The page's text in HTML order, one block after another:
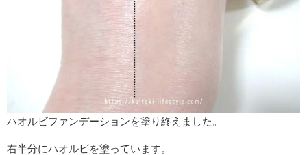
ハオルビファンデーションを塗り終えました。
右半分にハオルビを塗っています。